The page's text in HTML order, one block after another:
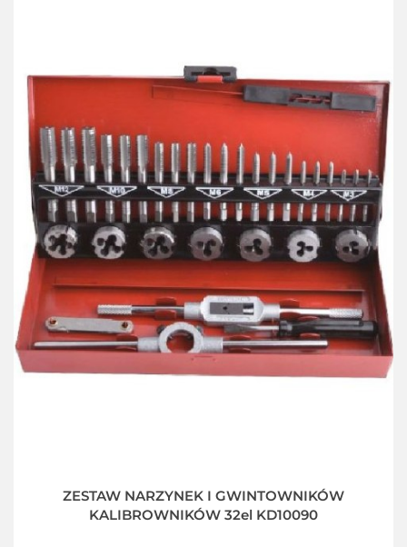
ZESTAW NARZYNEK I GWINTOWNIKÓW
KALIBROWNIKÓW 32el KD10090